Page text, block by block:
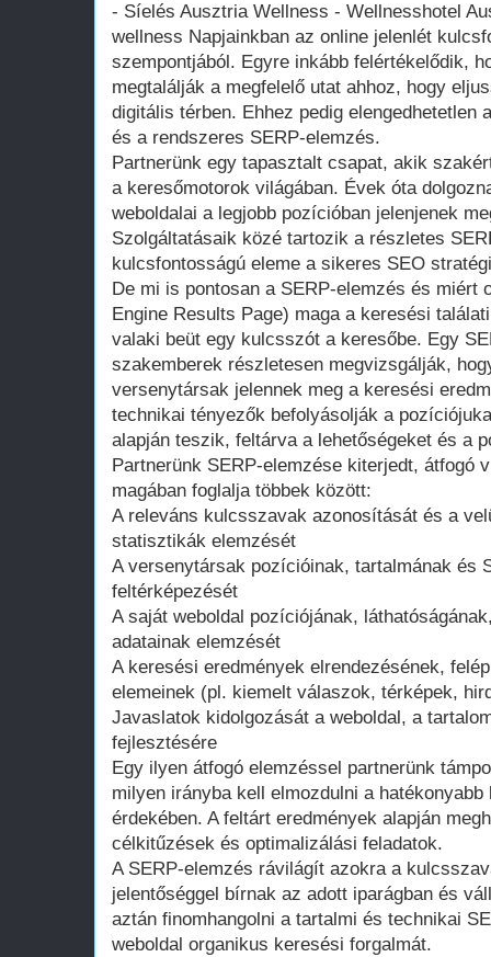
- Síelés Ausztria Wellness - Wellnesshotel
wellness Napjainkban az online jelenlét
szempontjából. Egyre inkább felértékelődik,
megtalálják a megfelelő utat ahhoz, hogy
digitális térben. Ehhez pedig elengedhetetlen
és a rendszeres SERP-elemzés.
Partnerünk egy tapasztalt csapat, akik
a keresőmotorok világában. Évek óta
weboldalai a legjobb pozícióban jelenjenek
Szolgáltatásaik közé tartozik a részletes
kulcsfontosságú eleme a sikeres SEO
De mi is pontosan a SERP-elemzés és miért
Engine Results Page) maga a keresési
valaki beüt egy kulcsszót a keresőbe. Egy
szakemberek részletesen megvizsgálják,
versenytársak jelennek meg a keresési
technikai tényezők befolyásolják a
alapján teszik, feltárva a lehetőségeket és a
Partnerünk SERP-elemzése kiterjedt, átfogó
magában foglalja többek között:
A releváns kulcsszavak azonosítását és a
statisztikák elemzését
A versenytársak pozícióinak, tartalmának és
feltérképezését
A saját weboldal pozíciójának,
adatainak elemzését
A keresési eredmények elrendezésének,
elemeinek (pl. kiemelt válaszok, térképek,
Javaslatok kidolgozását a weboldal, a
fejlesztésére
Egy ilyen átfogó elemzéssel partnerünk
milyen irányba kell elmozdulni a
érdekében. A feltárt eredmények alapján
célkitűzések és optimalizálási feladatok.
A SERP-elemzés rávilágít azokra a
jelentőséggel bírnak az adott iparágban és
aztán finomhangolni a tartalmi és technikai
weboldal organikus keresési forgalmát.